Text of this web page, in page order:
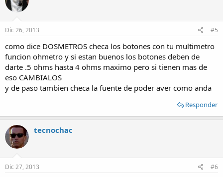
Dic 26, 2013 #5
como dice DOSMETROS checa los botones con tu multimetro
funcion ohmetro y si estan buenos los botones deben de
darte .5 ohms hasta 4 ohms maximo pero si tienen mas de
eso CAMBIALOS
y de paso tambien checa la fuente de poder aver como anda
Responder
tecnochac
Dic 27, 2013 #6